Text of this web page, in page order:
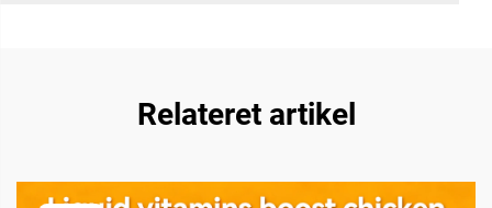
Relateret artikel